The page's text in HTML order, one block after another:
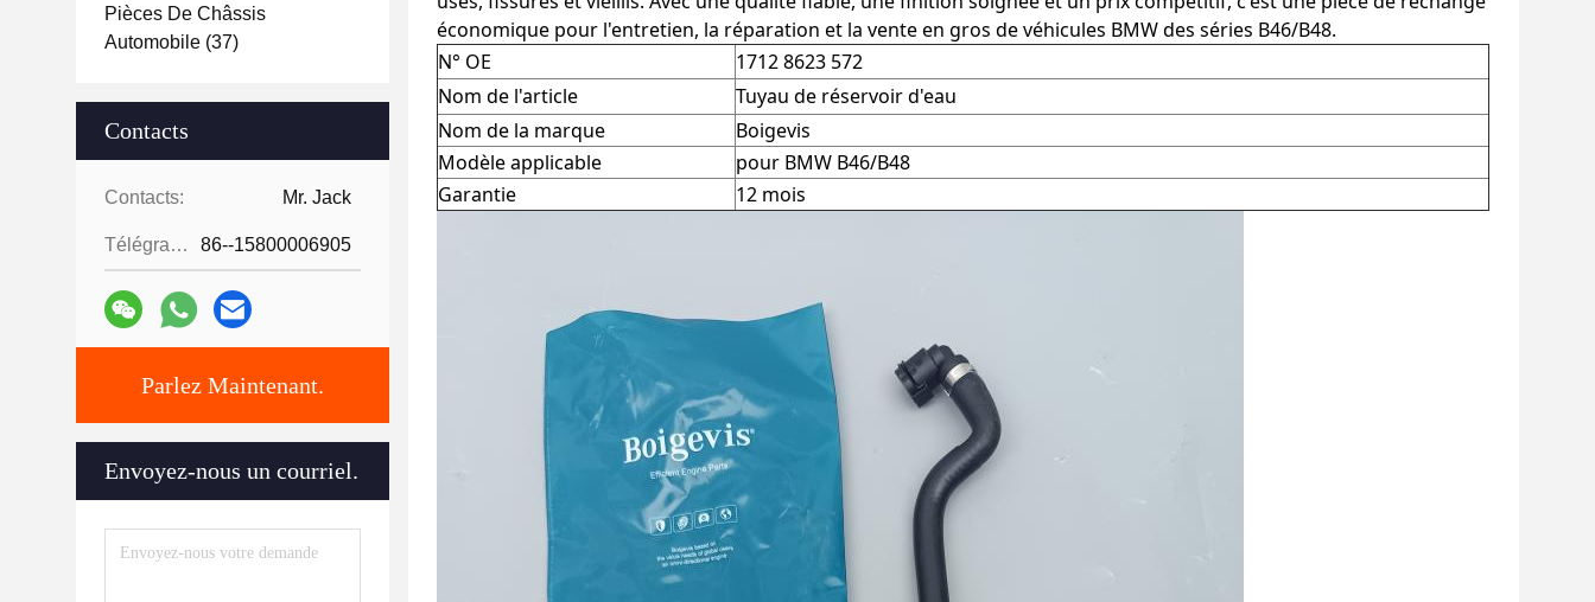
Pièces De Châssis
Automobile (37)
Contacts
Contacts: Mr. Jack
Télégramme: 86--15800006905
Parlez Maintenant.
Envoyez-nous un courriel.
économique pour l'entretien, la réparation et la vente en gros de véhicules BMW des séries B46/B48.
N° OE
1712 8623 572
Nom de l'article
Tuyau de réservoir d'eau
Nom de la marque
Boigevis
Modèle applicable
pour BMW B46/B48
Garantie
12 mois